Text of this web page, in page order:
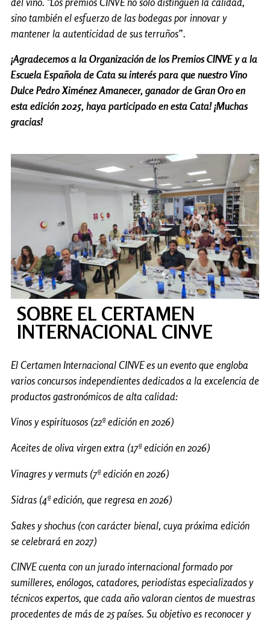
sino también el esfuerzo de las bodegas por innovar y
mantener la autenticidad de sus terruños”.
¡Agradecemos a la Organización de los Premios CINVE y a la
Escuela Española de Cata su interés para que nuestro Vino
Dulce Pedro Ximénez Amanecer, ganador de Gran Oro en
esta edición 2025, haya participado en esta Cata! ¡Muchas
gracias!
SOBRE EL CERTAMEN
INTERNACIONAL CINVE
El Certamen Internacional CINVE es un evento que engloba
varios concursos independientes dedicados a la excelencia de
productos gastronómicos de alta calidad:
Vinos y espirituosos (22ª edición en 2026)
Aceites de oliva virgen extra (17ª edición en 2026)
Vinagres y vermuts (7ª edición en 2026)
Sidras (4ª edición, que regresa en 2026)
Sakes y shochus (con carácter bienal, cuya próxima edición
se celebrará en 2027)
CINVE cuenta con un jurado internacional formado por
sumilleres, enólogos, catadores, periodistas especializados y
técnicos expertos, que cada año valoran cientos de muestras
procedentes de más de 25 países. Su objetivo es reconocer y